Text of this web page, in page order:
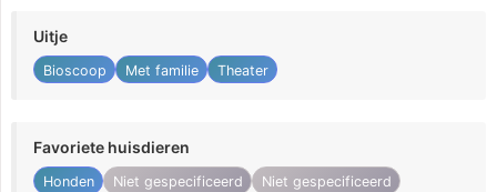
Uitje
Bioscoop Met familie Theater
Favoriete huisdieren
Honden Niet gespecificeerd Niet gespecificeerd